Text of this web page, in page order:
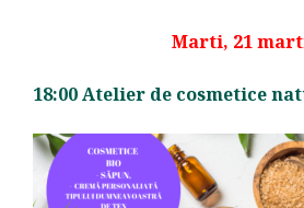
Marti, 21
18:00 Atelier de cosmetice